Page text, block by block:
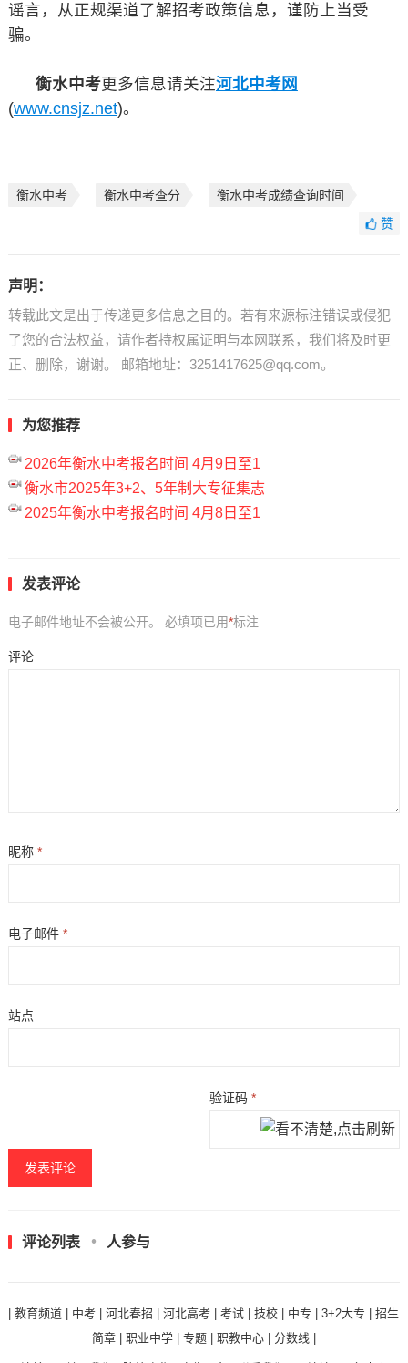
谣言，从正规渠道了解招考政策信息，谨防上当受
骗。
衡水中考更多信息请关注河北中考网
(www.cnsjz.net)。
衡水中考 衡水中考查分
衡水中考成绩查询时间
赞
声明：
转载此文是出于传递更多信息之目的。若有来源标注错误或侵犯
了您的合法权益，请作者持权属证明与本网联系，我们将及时更
正、删除，谢谢。 邮箱地址：3251417625@qq.com。
为您推荐
2026年衡水中考报名时间 4月9日至1
衡水市2025年3+2、5年制大专征集志
2025年衡水中考报名时间 4月8日至1
发表评论
电子邮件地址不会被公开。 必填项已用*标注
评论
昵称 *
电子邮件 *
站点
验证码*
评论列表 人参与
|教育频道 中考 |河北春招 |河北高考 |考试 |技校 中专 |3+2大专 |招生
简章| 职业中学| 专题| 职教中心| 分数线|